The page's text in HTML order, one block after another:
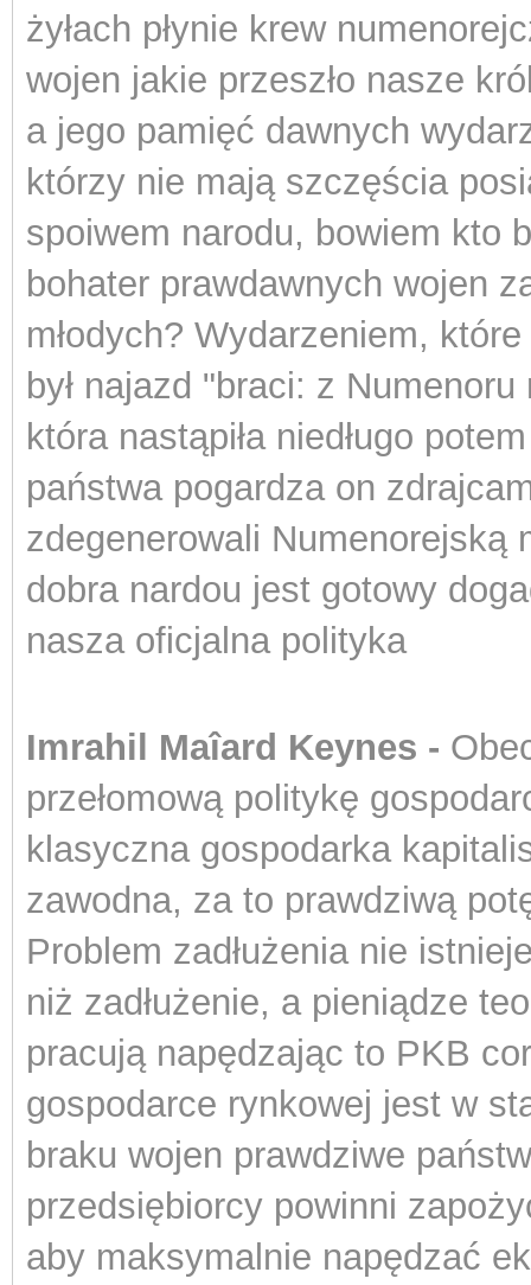
żyłach płynie krew
wojen jakie przeszło nasze
a jego pamięć dawnych
którzy nie mają szczęścia
spoiwem narodu, bowiem kto
bohater prawdawnych wojen
młodych? Wydarzeniem,
był najazd "braci: z
która nastąpiła niedługo
państwa pogardza on
zdegenerowali Numenorejską
dobra nardou jest gotowy
nasza oficjalna polityka
Imrahil Maîard Keynes -
przełomową politykę
klasyczna gospodarka
zawodna, za to prawdziwą
Problem zadłużenia nie
niż zadłużenie, a pieniądze
pracują napędzając to PKB
gospodarce rynkowej jest w
braku wojen prawdziwe
przedsiębiorcy powinni
aby maksymalnie napędzać